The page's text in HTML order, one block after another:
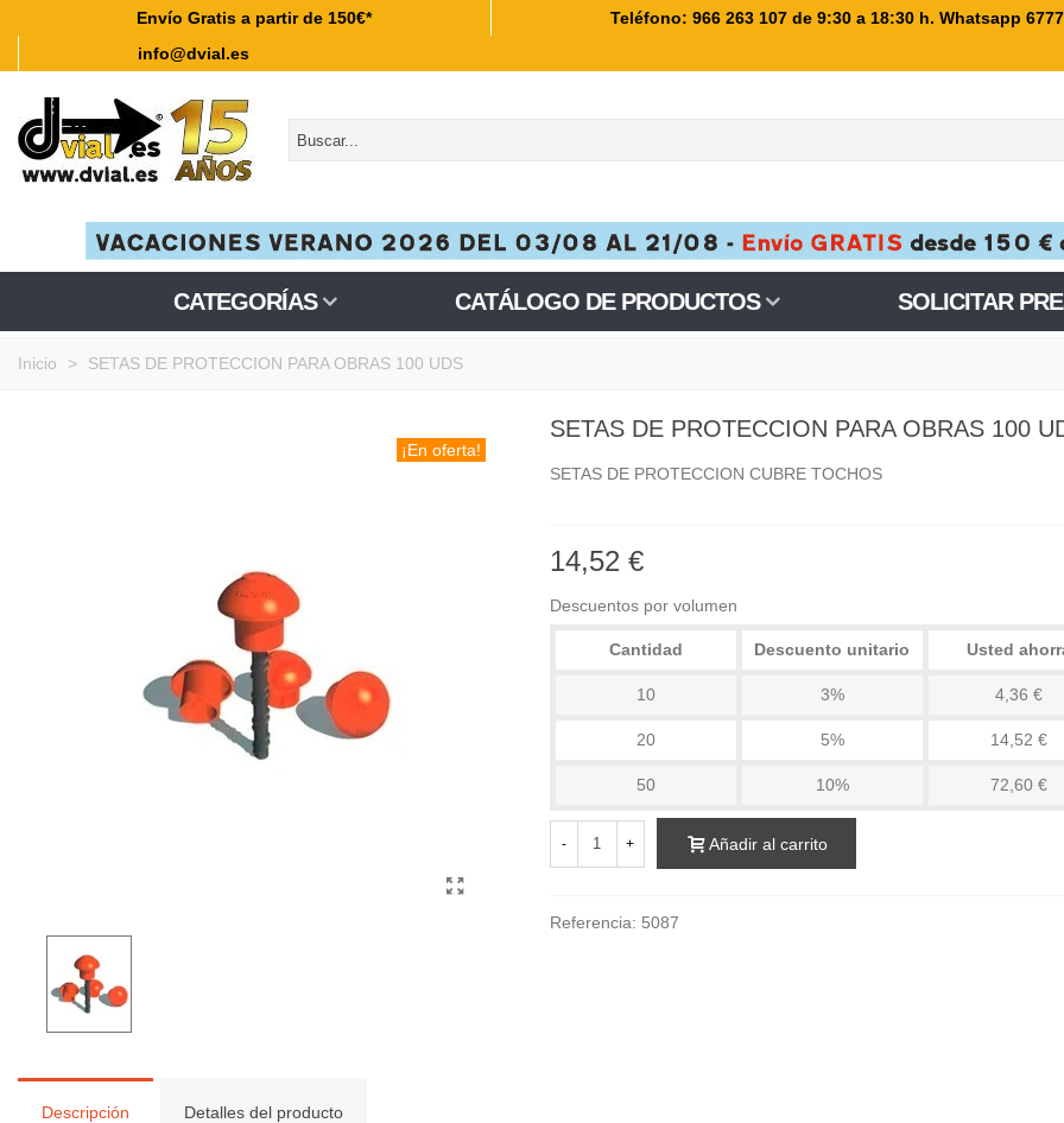
Envío Gratis a partir de 150€* Teléfono: 966 263 107 de 9:30 a 18:30 h. Whatsapp
info@dvial.es
CATEGORÍAS CATÁLOGO DE PRODUCTOS SOLICITAR
Inicio > SETAS DE PROTECCION PARA OBRAS 100 UDS
¡En oferta!
SETAS DE PROTECCION PARA OBRAS 100
SETAS DE PROTECCION CUBRE TOCHOS
14,52 €
Descuentos por volumen
Cantidad Descuento unitario Usted
10 3% 4,36 €
20 5% 14,52 €
50 10% 72,60 €
- + Añadir al carrito
Referencia: 5087
Descripción Detalles del producto